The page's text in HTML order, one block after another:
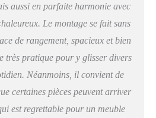
coussins! Ce meuble de
rangement en bois
massif fait partie de
TEQUILA, composé
de mobilier de style
mexicain au charme
authentique et
traditionnel
aussi en parfaite harmonie avec
Le montage se fait sans
de rangement, spacieux et bien
très pratique pour y glisser divers
Néanmoins, il convient de
certaines pièces peuvent arriver
est regrettable pour un meuble